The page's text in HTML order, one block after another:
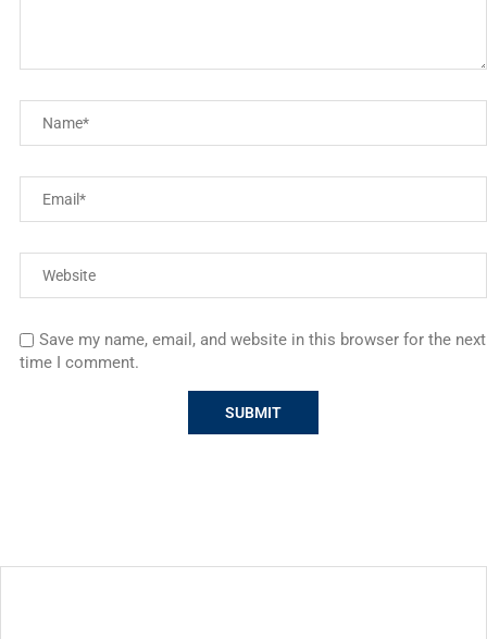
Save my name, email, and website in this browser for the next
time I comment.